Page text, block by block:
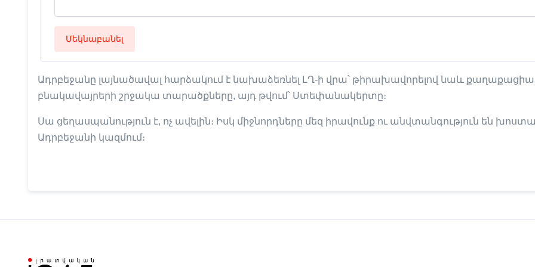
Մեկնաբանել
Ադրբեջանը լայնածավալ հարձակում է նախաձեռնել ԼՂ-ի վրա՝ թիրախավորելով նաև
բնակավայրերի շրջակա տարածքները, այդ թվում՝ Ստեփանակերտը։
Սա ցեղասպանություն է, ոչ ավելին։ Իսկ միջնորդները մեզ իրավունք ու անվտանգություն են
Ադրբեջանի կազմում։